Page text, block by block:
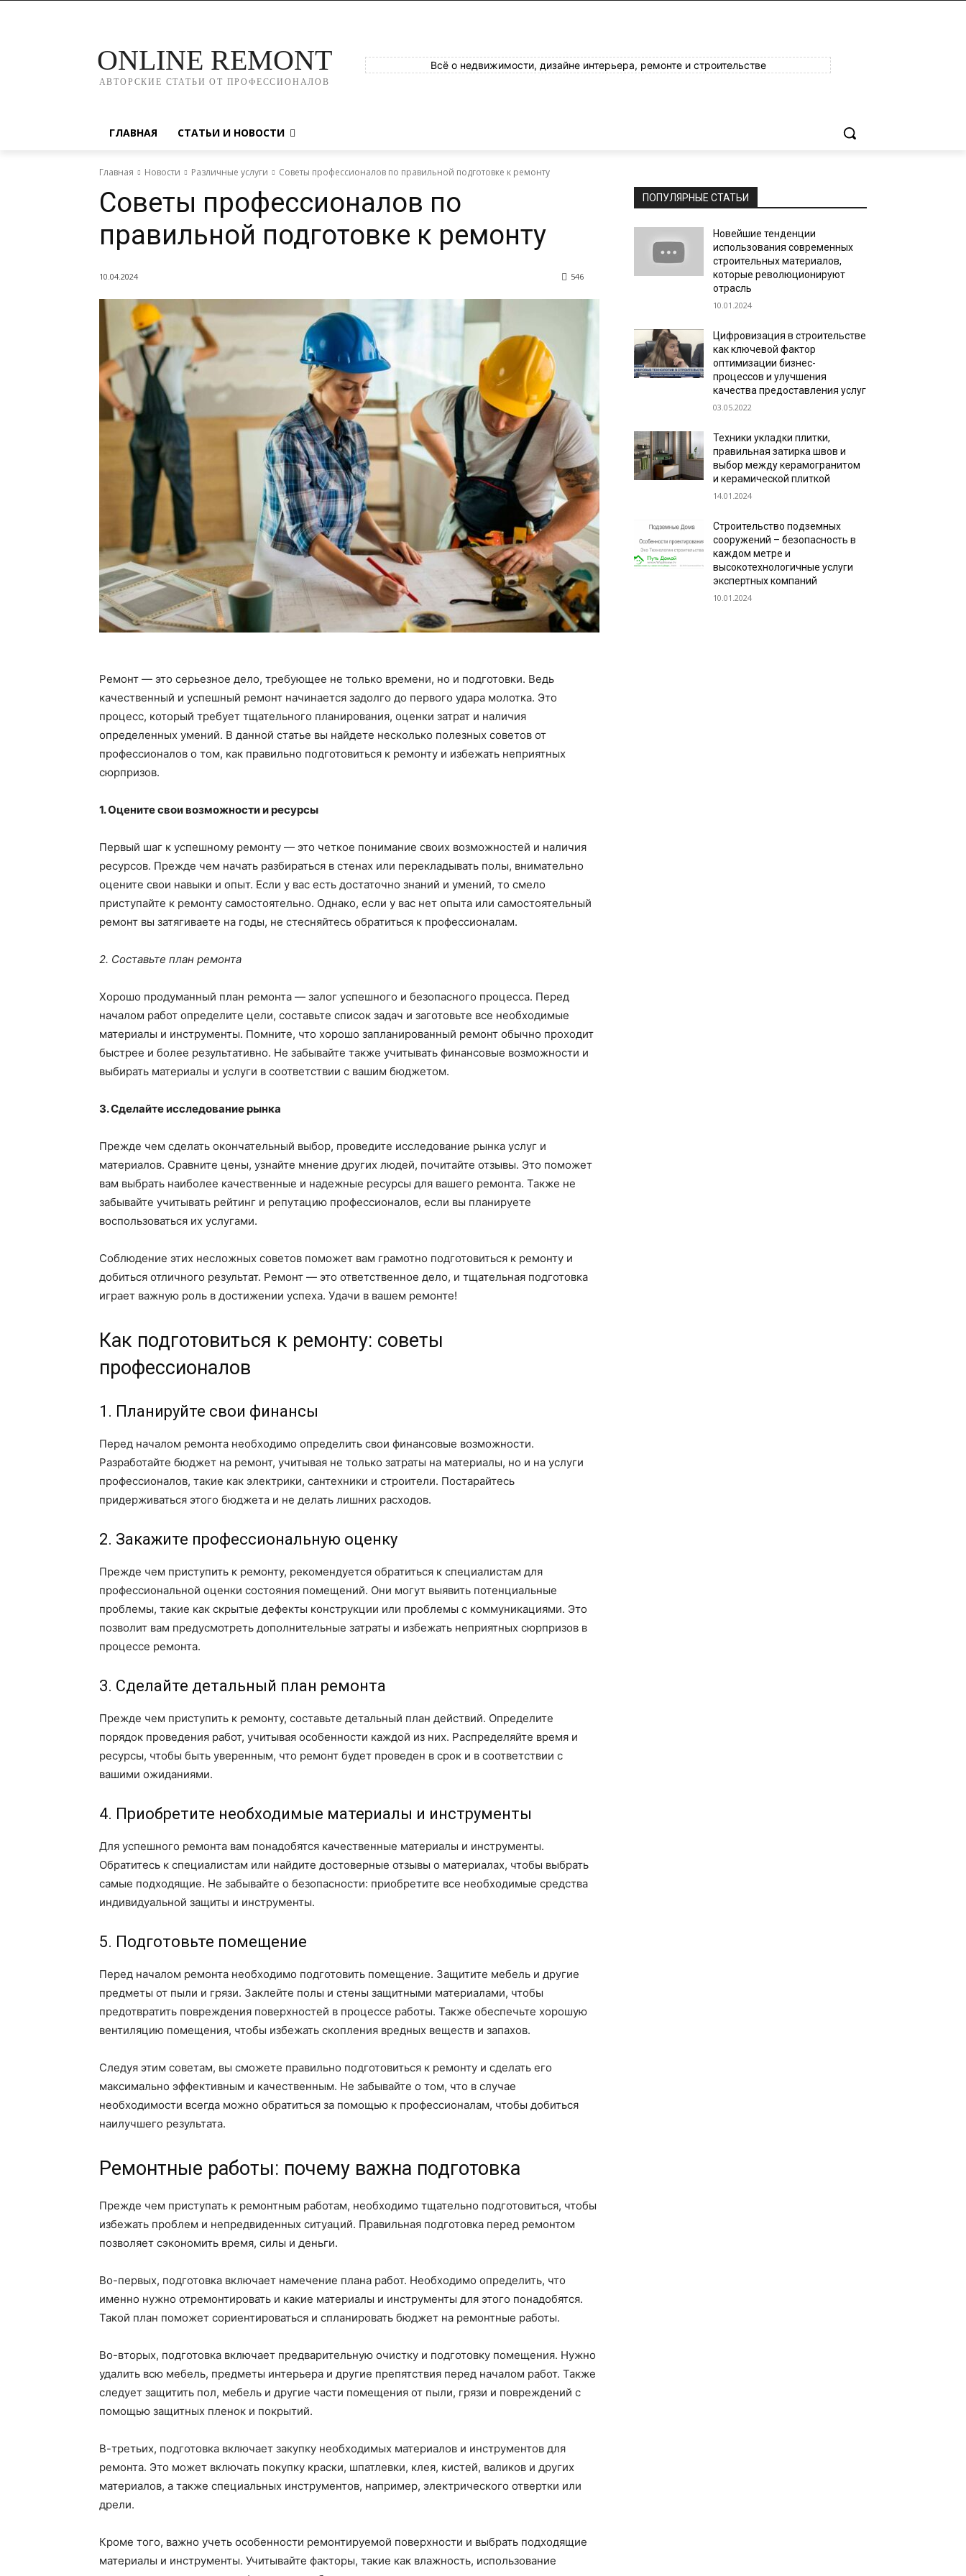
ONLINE REMONT
АВТОРСКИЕ СТАТЬИ ОТ ПРОФЕССИОНАЛОВ
Всё о недвижимости, дизайне интерьера, ремонте и строительстве
ГЛАВНАЯ СТАТЬИ И НОВОСТИ
Главная Новости Различные услуги Советы профессионалов по правильной подготовке к ремонту
Советы профессионалов по
правильной подготовке к ремонту
10.04.2024 546
Ремонт — это серьезное дело, требующее не только времени, но и подготовки. Ведь
качественный и успешный ремонт начинается задолго до первого удара молотка. Это
процесс, который требует тщательного планирования, оценки затрат и наличия
определенных умений. В данной статье вы найдете несколько полезных советов от
профессионалов о том, как правильно подготовиться к ремонту и избежать неприятных
сюрпризов.
1. Оцените свои возможности и ресурсы
Первый шаг к успешному ремонту — это четкое понимание своих возможностей и наличия
ресурсов. Прежде чем начать разбираться в стенах или перекладывать полы, внимательно
оцените свои навыки и опыт. Если у вас есть достаточно знаний и умений, то смело
приступайте к ремонту самостоятельно. Однако, если у вас нет опыта или самостоятельный
ремонт вы затягиваете на годы, не стесняйтесь обратиться к профессионалам.
2. Составьте план ремонта
Хорошо продуманный план ремонта — залог успешного и безопасного процесса. Перед
началом работ определите цели, составьте список задач и заготовьте все необходимые
материалы и инструменты. Помните, что хорошо запланированный ремонт обычно проходит
быстрее и более результативно. Не забывайте также учитывать финансовые возможности и
выбирать материалы и услуги в соответствии с вашим бюджетом.
3. Сделайте исследование рынка
Прежде чем сделать окончательный выбор, проведите исследование рынка услуг и
материалов. Сравните цены, узнайте мнение других людей, почитайте отзывы. Это поможет
вам выбрать наиболее качественные и надежные ресурсы для вашего ремонта. Также не
забывайте учитывать рейтинг и репутацию профессионалов, если вы планируете
воспользоваться их услугами.
Соблюдение этих несложных советов поможет вам грамотно подготовиться к ремонту и
добиться отличного результат. Ремонт — это ответственное дело, и тщательная подготовка
играет важную роль в достижении успеха. Удачи в вашем ремонте!
Как подготовиться к ремонту: советы
профессионалов
1. Планируйте свои финансы
Перед началом ремонта необходимо определить свои финансовые возможности.
Разработайте бюджет на ремонт, учитывая не только затраты на материалы, но и на услуги
профессионалов, такие как электрики, сантехники и строители. Постарайтесь
придерживаться этого бюджета и не делать лишних расходов.
2. Закажите профессиональную оценку
Прежде чем приступить к ремонту, рекомендуется обратиться к специалистам для
профессиональной оценки состояния помещений. Они могут выявить потенциальные
проблемы, такие как скрытые дефекты конструкции или проблемы с коммуникациями. Это
позволит вам предусмотреть дополнительные затраты и избежать неприятных сюрпризов в
процессе ремонта.
3. Сделайте детальный план ремонта
Прежде чем приступить к ремонту, составьте детальный план действий. Определите
порядок проведения работ, учитывая особенности каждой из них. Распределяйте время и
ресурсы, чтобы быть уверенным, что ремонт будет проведен в срок и в соответствии с
вашими ожиданиями.
4. Приобретите необходимые материалы и инструменты
Для успешного ремонта вам понадобятся качественные материалы и инструменты.
Обратитесь к специалистам или найдите достоверные отзывы о материалах, чтобы выбрать
самые подходящие. Не забывайте о безопасности: приобретите все необходимые средства
индивидуальной защиты и инструменты.
5. Подготовьте помещение
Перед началом ремонта необходимо подготовить помещение. Защитите мебель и другие
предметы от пыли и грязи. Заклейте полы и стены защитными материалами, чтобы
предотвратить повреждения поверхностей в процессе работы. Также обеспечьте хорошую
вентиляцию помещения, чтобы избежать скопления вредных веществ и запахов.
Следуя этим советам, вы сможете правильно подготовиться к ремонту и сделать его
максимально эффективным и качественным. Не забывайте о том, что в случае
необходимости всегда можно обратиться за помощью к профессионалам, чтобы добиться
наилучшего результата.
Ремонтные работы: почему важна подготовка
Прежде чем приступать к ремонтным работам, необходимо тщательно подготовиться, чтобы
избежать проблем и непредвиденных ситуаций. Правильная подготовка перед ремонтом
позволяет сэкономить время, силы и деньги.
Во-первых, подготовка включает намечение плана работ. Необходимо определить, что
именно нужно отремонтировать и какие материалы и инструменты для этого понадобятся.
Такой план поможет сориентироваться и спланировать бюджет на ремонтные работы.
Во-вторых, подготовка включает предварительную очистку и подготовку помещения. Нужно
удалить всю мебель, предметы интерьера и другие препятствия перед началом работ. Также
следует защитить пол, мебель и другие части помещения от пыли, грязи и повреждений с
помощью защитных пленок и покрытий.
В-третьих, подготовка включает закупку необходимых материалов и инструментов для
ремонта. Это может включать покупку краски, шпатлевки, клея, кистей, валиков и других
материалов, а также специальных инструментов, например, электрического отвертки или
дрели.
Кроме того, важно учеть особенности ремонтируемой поверхности и выбрать подходящие
материалы и инструменты. Учитывайте факторы, такие как влажность, использование
ПОПУЛЯРНЫЕ СТАТЬИ
Новейшие тенденции
использования современных
строительных материалов,
которые революционируют
отрасль
10.01.2024
Цифровизация в строительстве
как ключевой фактор
оптимизации бизнес-
процессов и улучшения
качества предоставления услуг
03.05.2022
Техники укладки плитки,
правильная затирка швов и
выбор между керамогранитом
и керамической плиткой
14.01.2024
Строительство подземных
сооружений – безопасность в
каждом метре и
высокотехнологичные услуги
экспертных компаний
10.01.2024